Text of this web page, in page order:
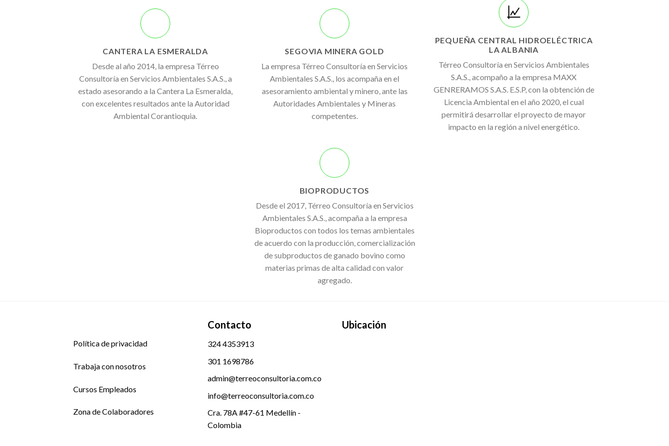
CANTERA LA ESMERALDA
Desde al año 2014, la empresa Térreo
Consultoría en Servicios Ambientales S.A.S., a
estado asesorando a la Cantera La Esmeralda,
con excelentes resultados ante la Autoridad
Ambiental Corantioquia.
SEGOVIA MINERA GOLD
La empresa Térreo Consultoría en Servicios
Ambientales S.A.S., los acompaña en el
asesoramiento ambiental y minero, ante las
Autoridades Ambientales y Mineras
competentes.
PEQUEÑA CENTRAL HIDROELÉCTRICA
LA ALBANIA
Térreo Consultoría en Servicios Ambientales
S.A.S., acompaño a la empresa MAXX
GENRERAMOS S.A.S. E.S.P, con la obtención de
Licencia Ambiental en el año 2020, el cual
permitirá desarrollar el proyecto de mayor
impacto en la región a nivel energético.
BIOPRODUCTOS
Desde el 2017, Térreo Consultoría en Servicios
Ambientales S.A.S., acompaña a la empresa
Bioproductos con todos los temas ambientales
de acuerdo con la producción, comercialización
de subproductos de ganado bovino como
materias primas de alta calidad con valor
agregado.
Política de privacidad
Trabaja con nosotros
Cursos Empleados
Zona de Colaboradores
Contacto
324 4353913
301 1698786
admin@terreoconsultoria.com.co
info@terreoconsultoria.com.co
Cra. 78A #47-61 Medellín -
Colombia
Ubicación